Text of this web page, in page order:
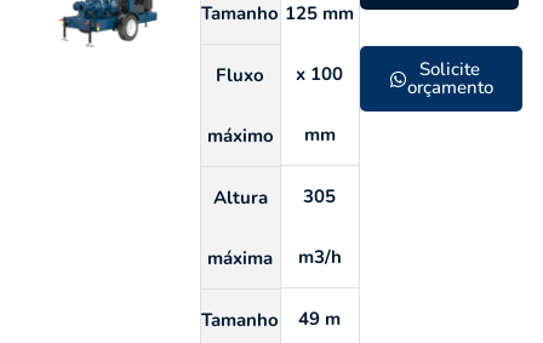
Tamanho
Fluxo
máximo
Altura
máxima
Tamanho
125 mm
x 100
mm
305
m3/h
49 m
Solicite
orçamento